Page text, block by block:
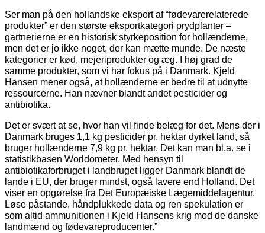
Ser man på den hollandske eksport af “fødevarerelaterede
produkter” er den største eksportkategori prydplanter –
gartnerierne er en historisk styrkeposition for hollænderne,
men det er jo ikke noget, der kan mætte munde. De næste
kategorier er kød, mejeriprodukter og æg. I høj grad de
samme produkter, som vi har fokus på i Danmark. Kjeld
Hansen mener også, at hollænderne er bedre til at udnytte
ressourcerne. Han nævner blandt andet pesticider og
antibiotika.
Det er svært at se, hvor han vil finde belæg for det. Mens der i
Danmark bruges 1,1 kg pesticider pr. hektar dyrket land, så
bruger hollænderne 7,9 kg pr. hektar. Det kan man bl.a. se i
statistikbasen Worldometer. Med hensyn til
antibiotikaforbruget i landbruget ligger Danmark blandt de
lande i EU, der bruger mindst, også lavere end Holland. Det
viser en opgørelse fra Det Europæiske Lægemiddelagentur.
Løse påstande, håndplukkede data og ren spekulation er
som altid ammunitionen i Kjeld Hansens krig mod de danske
landmænd og fødevareproducenter.”